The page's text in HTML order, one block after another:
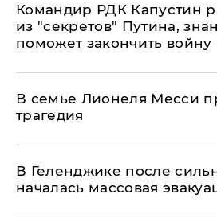
Командир РДК Капустин
из "секретов" Путина,
поможет закончить войну
В семье Лионеля Месси
трагедия
В Геленджике после
началась массовая